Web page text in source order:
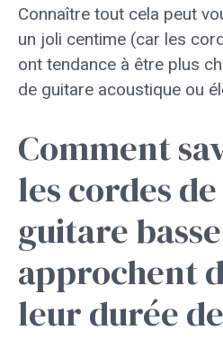
Connaître tout cela peut
un joli centime (car les
ont tendance à être plus
de guitare acoustique ou
Comment
les cordes
guitare basse
approchent
leur durée